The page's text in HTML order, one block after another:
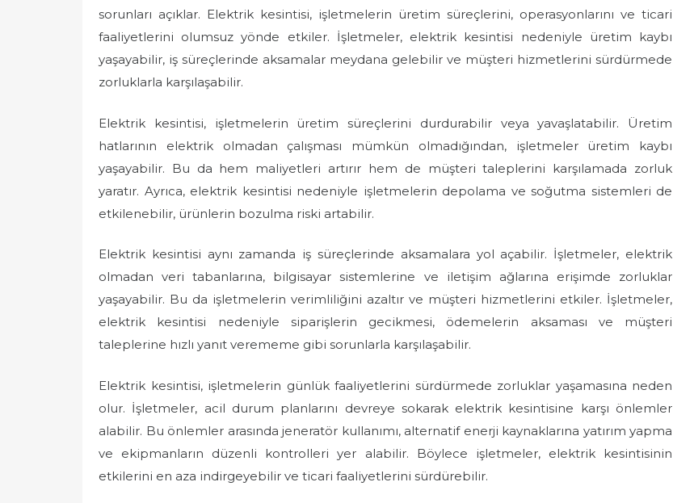
sorunları açıklar. Elektrik kesintisi, işletmelerin üretim süreçlerini, operasyonlarını ve ticari
faaliyetlerini olumsuz yönde etkiler. İşletmeler, elektrik kesintisi nedeniyle üretim kaybı
yaşayabilir, iş süreçlerinde aksamalar meydana gelebilir ve müşteri hizmetlerini sürdürmede
zorluklarla karşılaşabilir.
Elektrik kesintisi, işletmelerin üretim süreçlerini durdurabilir veya yavaşlatabilir. Üretim
hatlarının elektrik olmadan çalışması mümkün olmadığından, işletmeler üretim kaybı
yaşayabilir. Bu da hem maliyetleri artırır hem de müşteri taleplerini karşılamada zorluk
yaratır. Ayrıca, elektrik kesintisi nedeniyle işletmelerin depolama ve soğutma sistemleri de
etkilenebilir, ürünlerin bozulma riski artabilir.
Elektrik kesintisi aynı zamanda iş süreçlerinde aksamalara yol açabilir. İşletmeler, elektrik
olmadan veri tabanlarına, bilgisayar sistemlerine ve iletişim ağlarına erişimde zorluklar
yaşayabilir. Bu da işletmelerin verimliliğini azaltır ve müşteri hizmetlerini etkiler. İşletmeler,
elektrik kesintisi nedeniyle siparişlerin gecikmesi, ödemelerin aksaması ve müşteri
taleplerine hızlı yanıt verememe gibi sorunlarla karşılaşabilir.
Elektrik kesintisi, işletmelerin günlük faaliyetlerini sürdürmede zorluklar yaşamasına neden
olur. İşletmeler, acil durum planlarını devreye sokarak elektrik kesintisine karşı önlemler
alabilir. Bu önlemler arasında jeneratör kullanımı, alternatif enerji kaynaklarına yatırım yapma
ve ekipmanların düzenli kontrolleri yer alabilir. Böylece işletmeler, elektrik kesintisinin
etkilerini en aza indirgeyebilir ve ticari faaliyetlerini sürdürebilir.